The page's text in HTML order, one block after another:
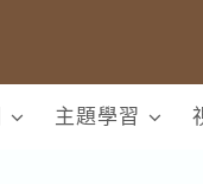
主題學習